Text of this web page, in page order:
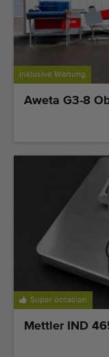
Inklusive Wartung
Aweta G3-8
Super occasion
Mettler IND